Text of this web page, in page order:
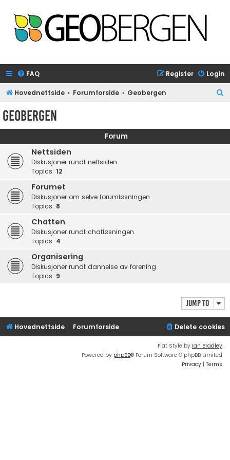
FAQ Login
Register
Hovednettside Forumforside Geobergen
c
Geobergen
Forum
Nettsiden
Diskusjoner rundt nettsiden
Topics: 12
Forumet
Diskusjoner om selve forumløsningen
Topics: 8
Chatten
Diskusjoner rundt chatløsningen
Topics: 4
Organisering
Diskusjoner rundt dannelse av forening
Topics: 9
Jump to
Hovednettside Forumforside Delete cookies
Flat Style by Ian Bradley
Powered by phpBB® Forum Software © phpBB Limited
Privacy | Terms